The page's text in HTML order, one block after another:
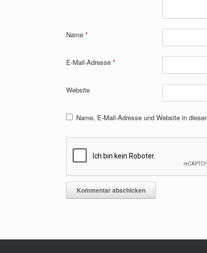
Name *
E-Mail-Adresse *
Website
Name, E-Mail-Adresse und Website in